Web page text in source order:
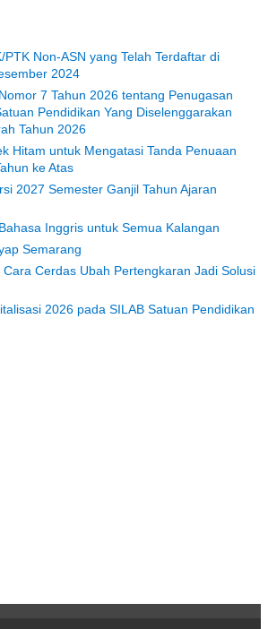
Non-ASN yang Telah Terdaftar di
2024
7 Tahun 2026 tentang Penugasan
Pendidikan Yang Diselenggarakan
Tahun 2026
Hitam untuk Mengatasi Tanda Penuaan
ke Atas
2027 Semester Ganjil Tahun Ajaran
Inggris untuk Semua Kalangan
Semarang
Cerdas Ubah Pertengkaran Jadi Solusi
2026 pada SILAB Satuan Pendidikan